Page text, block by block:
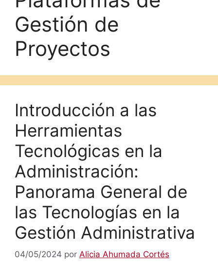
Gestión de
Proyectos
Introducción a las
Herramientas
Tecnológicas en la
Administración:
Panorama General de
las Tecnologías en la
Gestión Administrativa
04/05/2024 por Alicia Ahumada Cortés